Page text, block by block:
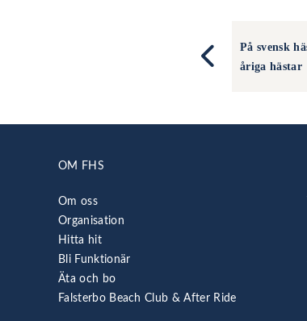
På svensk
åriga hästar
OM FHS
Om oss
Organisation
Hitta hit
Bli Funktionär
Äta och bo
Falsterbo Beach Club & After Ride